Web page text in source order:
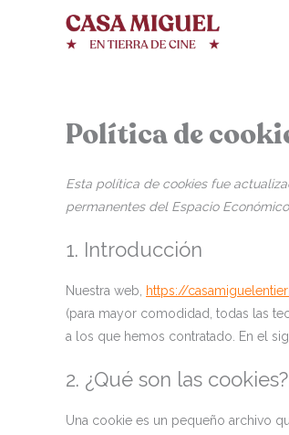
Política de
Esta política de cookies fue
permanentes del Espacio
1. Introducción
Nuestra web, https://
(para mayor comodidad, todas las
a los que hemos contratado. En el
2. ¿Qué son las cookies?
Una cookie es un pequeño archivo